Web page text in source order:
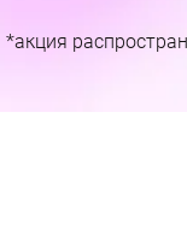
*акция